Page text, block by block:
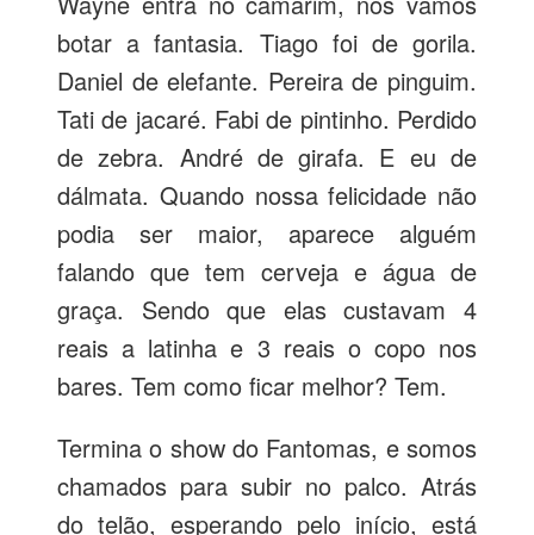
botar a fantasia. Tiago foi de gorila.
Daniel de elefante. Pereira de pinguim.
Tati de jacaré. Fabi de pintinho. Perdido
de zebra. André de girafa. E eu de
dálmata. Quando nossa felicidade não
podia ser maior, aparece alguém
falando que tem cerveja e água de
graça. Sendo que elas custavam 4
reais a latinha e 3 reais o copo nos
bares. Tem como ficar melhor? Tem.
Termina o show do Fantomas, e somos
chamados para subir no palco. Atrás
do telão, esperando pelo início, está